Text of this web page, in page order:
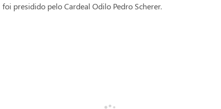
foi presidido pelo Cardeal Odilo Pedro Scherer.